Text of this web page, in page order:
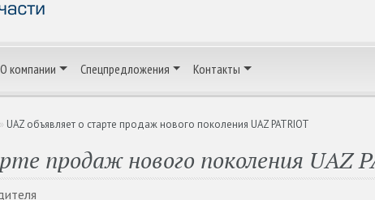
О компании Спецпредложения Контакты
» UAZ объявляет о старте продаж нового поколения UAZ PATRIOT
продаж нового поколения UAZ